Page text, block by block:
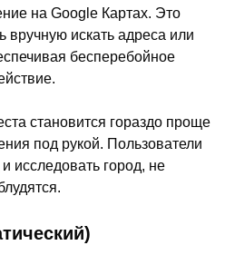
на Google Картах. Это
вручную искать адреса или
бесперебойное
становится гораздо проще
под рукой. Пользователи
исследовать город, не